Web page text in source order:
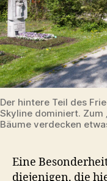
Der hintere Teil des
Skyline dominiert. Zum
Bäume verdecken
Eine
diejenigen, die